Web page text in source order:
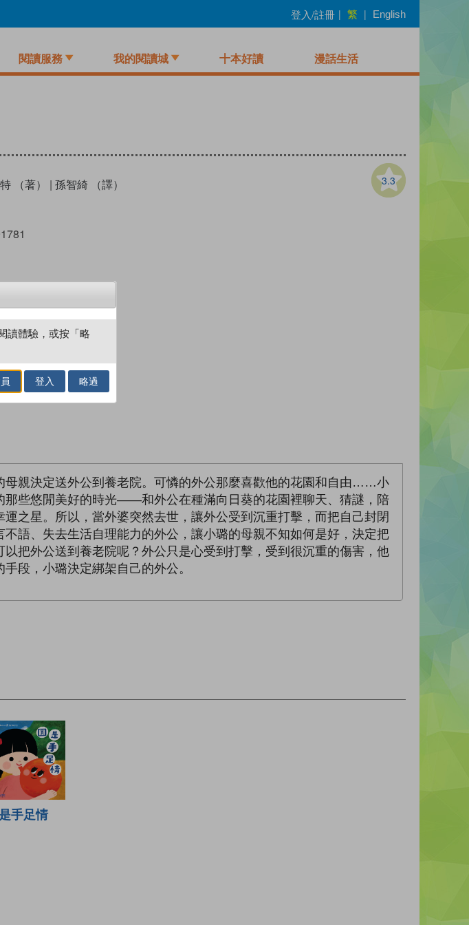
登入/註冊 | 繁 | English
閱讀服務 我的閱讀城 十本好讀 漫話生活
3.3
（著） | 孫智綺 （譯）
錄
親決定送外公到養老院。可憐的外公那麼喜歡他的花園和自由……小
些悠閒美好的時光——和外公在種滿向日葵的花園裡聊天、猜謎，陪
之星。所以，當外婆突然去世，讓外公受到沉重打擊，而把自己封閉
語、失去生活自理能力的外公，讓小璐的母親不知如何是好，決定把
把外公送到養老院呢？外公只是心受到打擊，受到很沉重的傷害，他
段，小璐決定綁架自己的外公。
手足情
讀體驗，或按「略
登入 略過